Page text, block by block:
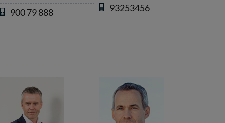
900 79 888
93253456